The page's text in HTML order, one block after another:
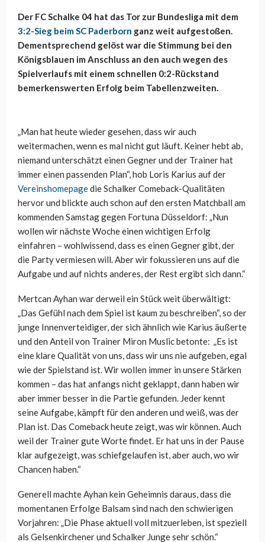
Der FC Schalke 04 hat das Tor zur Bundesliga mit dem
3:2-Sieg beim SC Paderborn ganz weit aufgestoßen.
Dementsprechend gelöst war die Stimmung bei den
Königsblauen im Anschluss an den auch wegen des
Spielverlaufs mit einem schnellen 0:2-Rückstand
bemerkenswerten Erfolg beim Tabellenzweiten.
„Man hat heute wieder gesehen, dass wir auch
weitermachen, wenn es mal nicht gut läuft. Keiner hebt ab,
niemand unterschätzt einen Gegner und der Trainer hat
immer einen passenden Plan“, hob Loris Karius auf der
Vereinshomepagedie Schalker Comeback-Qualitäten
hervor und blickte auch schon auf den ersten Matchball am
kommenden Samstag gegen Fortuna Düsseldorf: „Nun
wollen wir nächste Woche einen wichtigen Erfolg
einfahren – wohlwissend, dass es einen Gegner gibt, der
die Party vermiesen will. Aber wir fokussieren uns auf die
Aufgabe und auf nichts anderes, der Rest ergibt sich dann.“
Mertcan Ayhan war derweil ein Stück weit überwältigt:
„Das Gefühl nach dem Spiel ist kaum zu beschreiben“, so der
junge Innenverteidiger, der sich ähnlich wie Karius äußerte
und den Anteil von Trainer Miron Muslic betonte: „Es ist
eine klare Qualität von uns, dass wir uns nie aufgeben, egal
wie der Spielstand ist. Wir wollen immer in unsere Stärken
kommen – das hat anfangs nicht geklappt, dann haben wir
aber immer besser in die Partie gefunden. Jeder kennt
seine Aufgabe, kämpft für den anderen und weiß, was der
Plan ist. Das Comeback heute zeigt, was wir können. Auch
weil der Trainer gute Worte findet. Er hat uns in der Pause
klar aufgezeigt, was schiefgelaufen ist, aber auch, wo wir
Chancen haben.“
Generell machte Ayhan kein Geheimnis daraus, dass die
momentanen Erfolge Balsam sind nach den schwierigen
Vorjahren: „Die Phase aktuell voll mitzuerleben, ist speziell
als Gelsenkirchener und Schalker Junge sehr schön.“